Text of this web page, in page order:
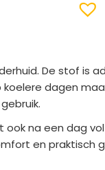
De stof is
dagen
na een dag
en praktisch